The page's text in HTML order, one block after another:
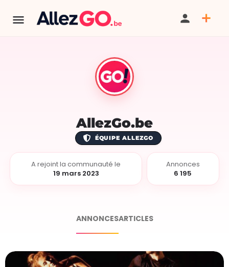
AllezGo.be
ÉQUIPE ALLEZGO
A rejoint la communauté le
19 mars 2023
Annonces
6 195
ANNONCESARTICLES